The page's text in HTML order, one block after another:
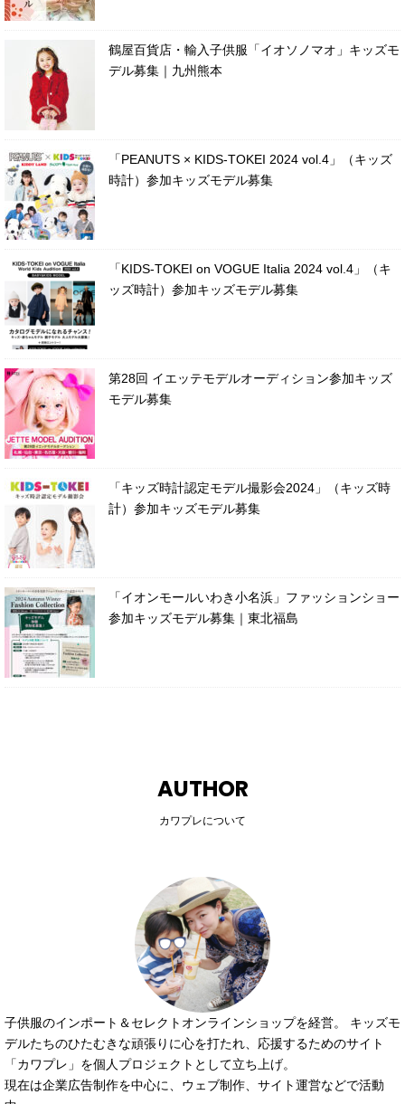
鶴屋百貨店・輸入子供服「イオソノマオ」キッズモ
デル募集｜九州熊本
「PEANUTS × KIDS-TOKEI 2024 vol.4」（キッズ
時計）参加キッズモデル募集
「KIDS-TOKEI on VOGUE Italia 2024 vol.4」（キ
ッズ時計）参加キッズモデル募集
第28回 イエッテモデルオーディション参加キッズ
モデル募集
「キッズ時計認定モデル撮影会2024」（キッズ時
計）参加キッズモデル募集
「イオンモールいわき小名浜」ファッションショー
参加キッズモデル募集｜東北福島
AUTHOR
カワプレについて
子供服のインポート＆セレクトオンラインショップを経営。 キッズモ
デルたちのひたむきな頑張りに心を打たれ、応援するためのサイト
「カワプレ」を個人プロジェクトとして立ち上げ。
現在は企業広告制作を中心に、ウェブ制作、サイト運営などで活動